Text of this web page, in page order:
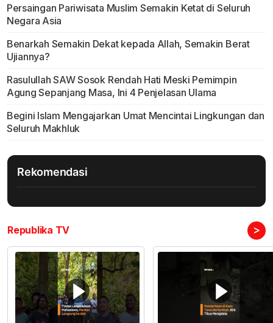
Persaingan Pariwisata Muslim Semakin Ketat di Seluruh
Negara Asia
Benarkah Semakin Dekat kepada Allah, Semakin Berat
Ujiannya?
Rasulullah SAW Sosok Rendah Hati Meski Pemimpin
Agung Sepanjang Masa, Ini 4 Penjelasan Ulama
Begini Islam Mengajarkan Umat Mencintai Lingkungan dan
Seluruh Makhluk
Rekomendasi
Republika TV >